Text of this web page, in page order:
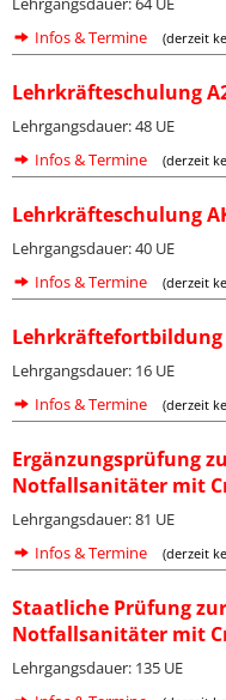
Infos & Termine
(derzeit
Lehrkräfteschulung
Lehrgangsdauer: 48 UE
Infos & Termine
(derzeit
Lehrkräfteschulung
Lehrgangsdauer: 40 UE
Infos & Termine
(derzeit
Lehrkräftefortbildung
Lehrgangsdauer: 16 UE
Infos & Termine
(derzeit
Ergänzungsprüfung
Notfallsanitäter mit
Lehrgangsdauer: 81 UE
Infos & Termine
(derzeit
Staatliche Prüfung
Notfallsanitäter mit
Lehrgangsdauer: 135 UE